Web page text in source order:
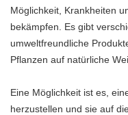
Möglichkeit, Krankheiten
bekämpfen. Es gibt
umweltfreundliche
Pflanzen auf natürliche
Eine Möglichkeit ist es,
herzustellen und sie auf